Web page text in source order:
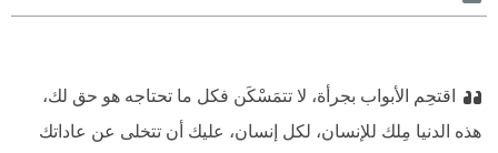
اقتحِم الأبواب بجرأة، لا تتمَسْكَن فكل ما تحتاجه هو حق لك،
هذه الدنيا مِلك للإنسان، لكل إنسان، عليك أن تتخلى عن عاداتك